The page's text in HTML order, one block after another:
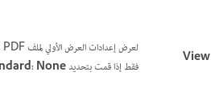
View
فقط إذا قمت بتحديدNone